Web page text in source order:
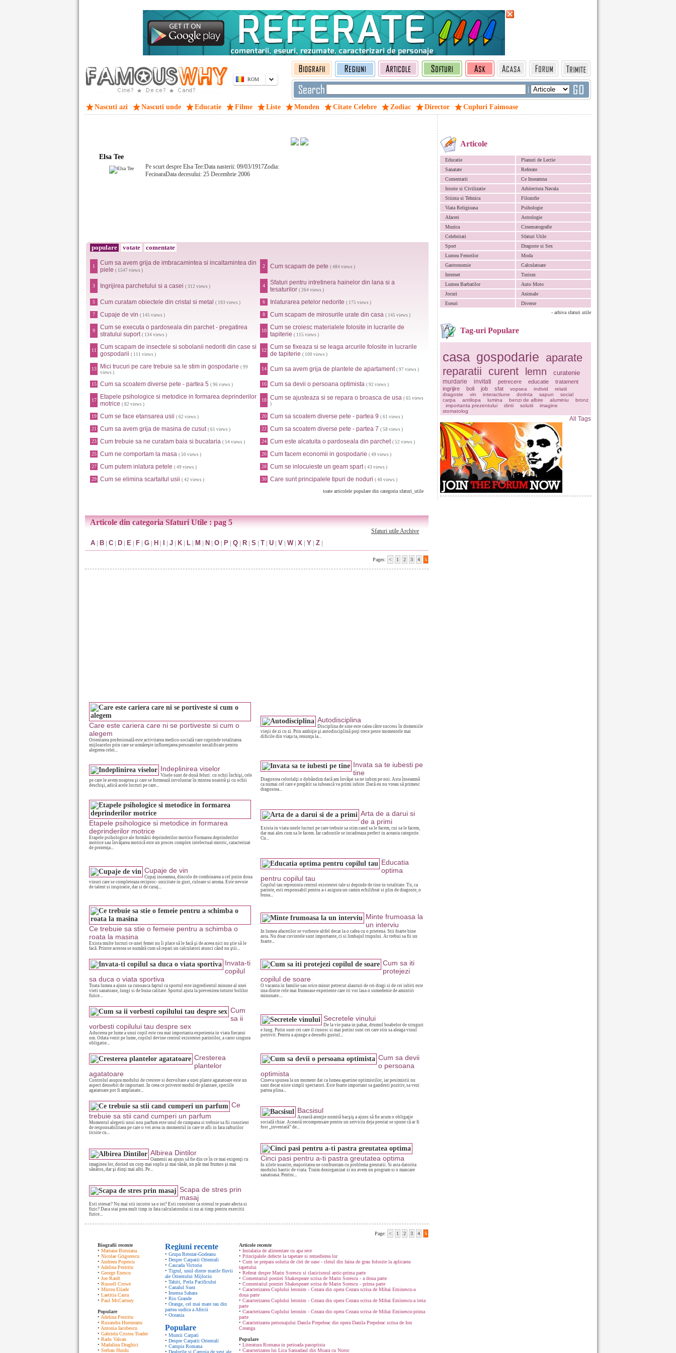
ROM
|
Nascuti azi Nascuti unde Educatie Filme Liste Monden Citate Celebre Zodiac Director Cupluri Faimoase
Articole
Educatie
Planuri de Lectie
Sanatate
Referate
Comentarii
Ce Inseamna
Istorie si Civilizatie
Arhitectura Navala
Stiinta si Tehnica
Filozofie
Viata Religioasa
Psihologie
Afaceri
Astrologie
Muzica
Cinematografie
Celebritati
Sfaturi Utile
Sport
Dragoste si Sex
Lumea Femeilor
Moda
Gastronomie
Calculatoare
Internet
Turism
Lumea Barbatilor
Auto Moto
Jocuri
Animale
Eseuri
Diverse
- arhiva sfaturi utile
Tag-uri Populare
casa gospodarie aparate
reparatii curent lemn curatenie
murdarie invitati petrecere educatie
tratament
ingrijire
boli job sfat vopsea individ
relatii
dragoste
vin interactiune dorinta sapun
social
carpa
antilopa lumina benzi de albire aluminiu
bronz
importanta prezentului
dinti solutii
imagine
stomatolog
All Tags
Elsa Tee
Pe scurt despre Elsa Tee:Data nasterii: 09/03/1917Zodia:
FecioaraData decesului: 25 Decembrie 2006
populare votate comentate
1
Cum sa avem grija de imbracamintea si incaltamintea din
piele ( 1547 views )
2 Cum scapam de pete ( 484 views )
3 Ingrijirea parchetului si a casei ( 312 views ) 4
Sfaturi pentru intretinera hainelor din lana si a
tesaturilor ( 264 views )
5 Cum curatam obiectele din cristal si metal ( 193 views ) 6 Inlaturarea petelor nedorite ( 175 views )
7 Cupaje de vin ( 145 views ) 8 Cum scapam de mirosurile urate din casa ( 145 views )
9
Cum se executa o pardoseala din parchet - pregatirea
stratului suport ( 134 views )
10
Cum se croiesc materialele folosite in lucrarile de
tapiterie ( 115 views )
11
Cum scapam de insectele si sobolanii nedoriti din case si
gospodarii ( 111 views )
12
Cum se fixeaza si se leaga arcurile folosite in lucrarile
de tapiterie ( 100 views )
13 Mici trucuri pe care trebuie sa le stim in gospodarie ( 99
views )
14 Cum sa avem grija de plantele de apartament ( 97 views )
15 Cum sa scoatem diverse pete - partea 5 ( 96 views ) 16 Cum sa devii o persoana optimista ( 92 views )
17
Etapele psihologice si metodice in formarea deprinderilor
motrice ( 82 views )
18 Cum se ajusteaza si se repara o broasca de usa ( 65 views
)
19 Cum se face etansarea usii ( 62 views ) 20 Cum sa scoatem diverse pete - partea 9 ( 61 views )
21 Cum sa avem grija de masina de cusut ( 61 views ) 22 Cum sa scoatem diverse pete - partea 7 ( 58 views )
23 Cum trebuie sa ne curatam baia si bucataria ( 54 views ) 24 Cum este alcatuita o pardoseala din parchet ( 52 views )
25 Cum ne comportam la masa ( 50 views ) 26 Cum facem economii in gospodarie ( 49 views )
27 Cum putem inlatura petele ( 49 views ) 28 Cum se inlocuieste un geam spart ( 43 views )
29 Cum se elimina scartaitul usii ( 42 views ) 30 Care sunt principalele tipuri de noduri ( 40 views )
toate articolele populare din categoria sfaturi_utile
Articole din categoria Sfaturi Utile : pag 5
Sfaturi utile Archive
A | B | C | D | E | F | G | H | | J | K | L | M | N | O | P | Q | R | S | T | U | V | W| X | Y | Z |
Pages: < 1 2 3 4 5
Care este cariera care ni se portiveste si cum o
alegem
Orientarea profesională este activitatea medico-socială care cuprinde totalitatea
mijloacelor prin care se urmăreşte influenţarea persoanelor necalificate pentru
alegerea celei...
Autodisciplina
Disciplina de sine este calea cãtre success în domeniile
vieţii de zi cu zi. Prin ambiţie şi autodisciplinã poţi trece peste momentele mai
dificile din viaţa ta, renunţa la...
Indeplinirea viselor
Visele sunt de douã feluri: cu ochii închişi, cele
pe care le avem noaptea şi care se formeazã involuntar în mintea noastrã şi cu ochii
deschişi, adicã acele lucruri pe care...
Invata sa te iubesti pe
tine
Dragostea celorlalţi o dobândim dacã am învãţat sa ne iubim pe noi. Asta înseamnã
ca numai cel care e pregãtit sa iubeascã va primi iubire. Dacã eu nu vreau sã primesc
dragostea...
Etapele psihologice si metodice in formarea
deprinderilor motrice
Etapele psihologice ale formării deprinderilor motrice Formarea deprinderilor
motrice sau învăţarea motrică este un proces complex intelectual-motric, caracterizat
de prezenţa...
Arta de a darui si
de a primi
Exista in viata unele lucruri pe care trebuie sa stim cand sa le facem, cui sa le facem,
dar mai ales cum sa le facem. Iar cadourile se incadreaza perfect in aceasta categorie.
Cu...
Cupaje de vin
Cupaj inseamna, dincolo de combinarea a cel putin doua
vinuri care se completeaza reciproc- unicitate in gust, culoare si aroma. Este nevoie
de talent si inspiratie, dar si de curaj...
Educatia
optima
pentru copilul tau
Copilul tau reprezinta centrul existentei tale si depinde de tine in totalitate. Tu, ca
parinte, esti responsabil pentru a-i asigura un camin echilibrat si plin de dragoste, o
buna...
Ce trebuie sa stie o femeie pentru a schimba o
roata la masina
Exista multe lucruri ce unei femei nu îi place să le facă şi de aceea nici nu ştie să le
facă. Printre acestea se numără cum să repari un calculatori atunci când nu ştii...
Minte frumoasa la
un interviu
In lumea afacerilor se vorbeste altfel decat la o cafea cu o prietena. Stii foarte bine
asta. Nu doar cuvintele sunt importante, ci si limbajul trupului. Ar trebui sa fii un
foarte...
Invata-ti
copilul
sa duca o viata sportiva
Toata lumea a ajuns sa cunoasca faptul ca sportul este ingredientul minune al unei
vieti sanatoase, lungi si de buna calitate. Sportul ajuta la prevenirea tuturor bolilor
fizice...
Cum sa iti
protejezi
copilul de soare
O vacanta in familie sau orice minut petrecut alauturi de cei dragi si de cei iubiti este
una dintre cele mai frumoase experiente care iti vor lasa o sumedenie de amintiri
minunate....
Cum
sa ii
vorbesti copilului tau despre sex
Aducerea pe lume a unui copil este cea mai importanta experienta in viata fiecarui
om. Odata venit pe lume, copilul devine centrul existentei parintilor, a caror singura
obligatie...
Secretele vinului
De la vie pana in pahar, drumul boabelor de struguri
e lung. Putin sunt cei care il cunosc si mai putini sunt cei care stiu sa aleaga vinul
potrivit. Pentru a ajunge a deosebi gustul...
Cresterea
plantelor
agatatoare
Controlul asupra modului de crestere si dezvoltare a unei plante agatatoare este un
aspect deosebit de important. In ceea ce priveste modul de plantare, speciile
agatatoare pot fi amplasate...
Cum sa devii
o persoana
optimista
Cineva spunea la un moment dat ca lumea apartine optimistilor, iar pesimistii nu
sunt decat niste simpli spectatori. Este foarte important sa gandesti pozitiv, sa vezi
partea plina...
Ce
trebuie sa stii cand cumperi un parfum
Momentul alegerii unui nou parfum este unul de cumpana si trebuie sa fii constient
de responsabilitaea pe care o vei avea in momentul in care te afli in fata rafturilor
ticsite cu...
Bacsisul
Această atenţie numită bacşiş a ajuns să fie acum o obligaţie
socială chiar. Această recompensare pentru un serviciu deja prestat se spune că ar fi
fost „inventată” de...
Albirea Dintilor
Oamenii au ajuns să fie din ce în ce mai exigenţi cu
imaginea lor, dorind un corp mai suplu şi mai tânăr, un păr mai frumos şi mai
sănătos, dar şi dinţi mai albi. Pe...
Cinci pasi pentru a-ti pastra greutatea optima
In zilele noastre, majoritatea ne confruntam cu problema greutatii. Si asta datorita
modului haotic de viata. Traim dezorganizat si nu avem un program si o mancare
sanatoasa. Pentru...
Scapa de stres prin
masaj
Esti stresat? Nu mai stii incotro sa o iei? Esti constient ca stresul te poate afecta si
fizic? Daca stai prea mult timp in fata calculatorului si nu ai timp pentru exercitii
fizice...
Page: < 1 2 3 4 5
Biografii recente
• Mariana Buruiana
• Nicolae Grigorescu
• Andreea Popescu
• Adelina Pestritu
• George Enescu
• Joe Ranft
• Russell Crowe
• Mircea Eliade
• Laetitia Casta
• Paul McCartney
Populare
• Adelina Pestritu
• Ruxandra Hurezeanu
• Antonia Iacobescu
• Gabriela Cristea Toader
• Radu Valcan
• Madalina Draghici
• Serban Huidu
Regiuni recente
• Grupa Retezat-Godeanu
• Despre Carpatii Orientali
• Cascada Victoria
• Tigrul, unul dintre marile fluvii
ale Orientului Mijlociu
• Tahiti, Perla Pacificului
• Canalul Suez
• Imensa Sahara
• Rio Grande
• Orange, cel mai mare rau din
partea sudica a Africii
• Oceania
Populare
• Muntii Carpati
• Despre Carpatii Orientali
• Campia Romana
• Dealurile si Campia de vest ale
Articole recente
• Instalatia de alimentare cu apa rece
• Principalele defecte la tapetare si remedierea lor
• Cum se prepara solutia de clei de oase - cleiul din faina de grau folosite la aplicarea
tapetului
• Referat despre Marin Sorescu si clasicismul antic-prima parte
• Comentariul poeziei Shakespeare scrisa de Marin Sorescu - a doua parte
• Comentariul poeziei Shakespeare scrisa de Marin Sorescu - prima parte
• Caracterizarea Cuplului leronim - Cezara din opera Cezara scrisa de Mihai Eminescu-a
doua parte
• Caracterizarea Cuplului leronim - Cezara din opera Cezara scrisa de Mihai Eminescu-a treia
parte
• Caracterizarea Cuplului leronim - Cezara din opera Cezara scrisa de Mihai Eminescu-prima
parte
• Caracterizarea personajului Danila Prepeleac din opera Danila Prepeleac scrisa de Ion
Creanga
Populare
• Literatura Romana in perioada pasoptista
• Caracterizarea lui Lica Samadaul din Moara cu Noroc